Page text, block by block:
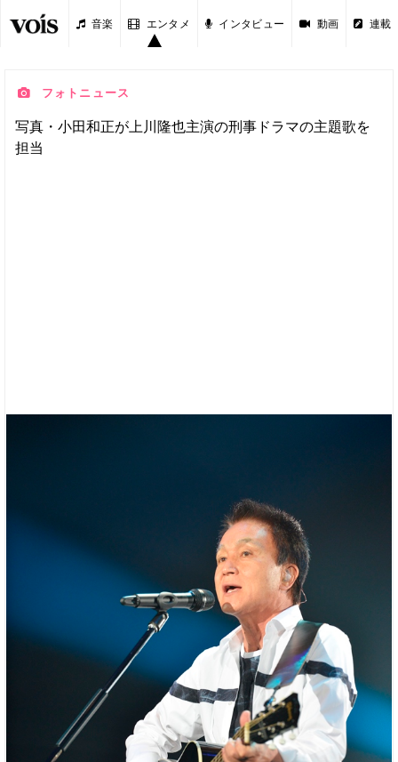
音楽 エンタメ インタビュー 動画 連載
フォトニュース
写真・小田和正が上川隆也主演の刑事ドラマの主題歌を
担当